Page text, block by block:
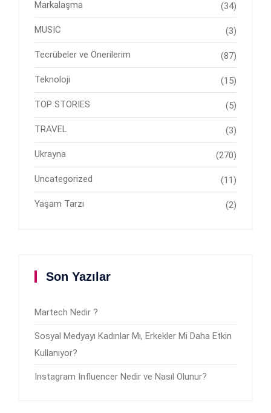
Markalaşma (34)
MUSIC (3)
Tecrübeler ve Önerilerim (87)
Teknoloji (15)
TOP STORIES (5)
TRAVEL (3)
Ukrayna (270)
Uncategorized (11)
Yaşam Tarzı (2)
Son Yazılar
Martech Nedir ?
Sosyal Medyayı Kadınlar Mı, Erkekler Mi Daha Etkin
Kullanıyor?
Instagram Influencer Nedir ve Nasıl Olunur?